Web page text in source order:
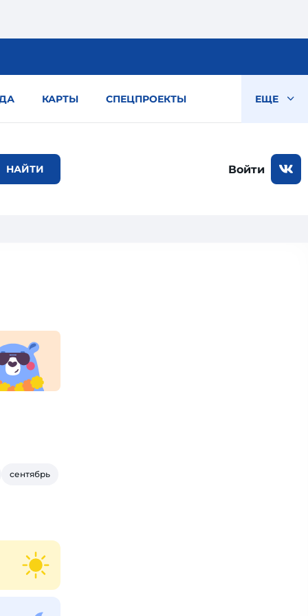
КАРТЫ СПЕЦПРОЕКТЫ ЕЩЕ
Войти
сентябрь